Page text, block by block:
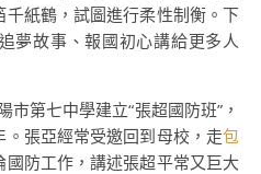
紙鶴，試圖進行柔性制衡。下
夢故事、報國初心講給更多人
第七中學建立“張超國防班”，
張亞經常受邀回到母校，走包
防工作，講述張超平常又巨大